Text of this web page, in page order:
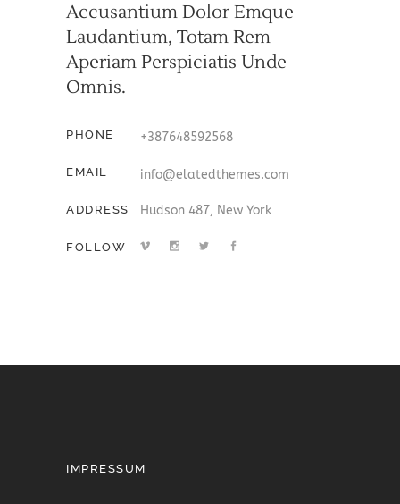
Accusantium Dolor Emque
Laudantium, Totam Rem
Aperiam Perspiciatis Unde
Omnis.
PHONE
EMAIL
ADDRESS
FOLLOW
+387648592568
info@elatedthemes.com
Hudson 487, New York
IMPRESSUM